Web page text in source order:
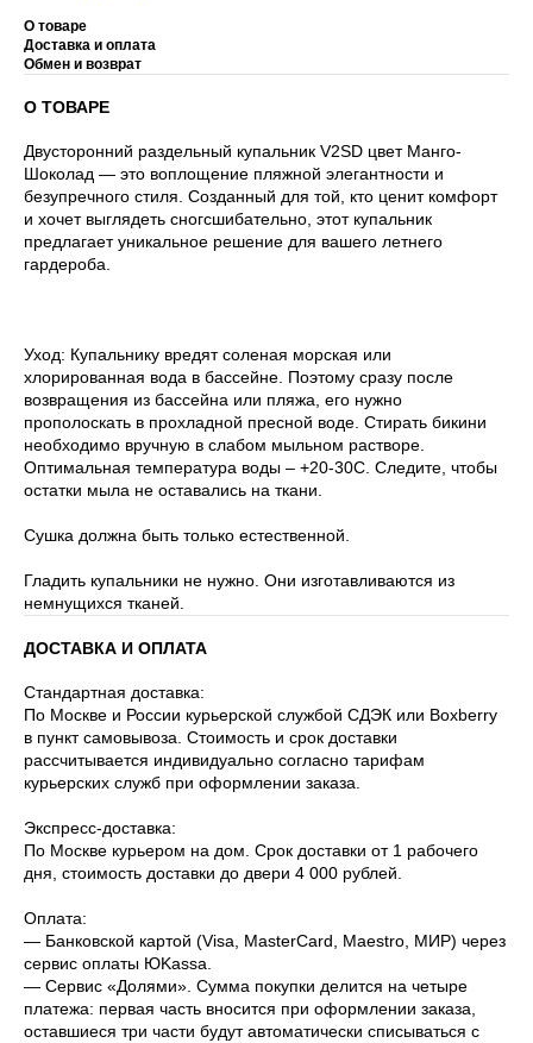
О товаре
Доставка и оплата
Обмен и возврат
О ТОВАРЕ
Двусторонний раздельный купальник V2SD цвет Манго-
Шоколад — это воплощение пляжной элегантности и
безупречного стиля. Созданный для той, кто ценит комфорт
и хочет выглядеть сногсшибательно, этот купальник
предлагает уникальное решение для вашего летнего
гардероба.
Уход: Купальнику вредят соленая морская или
хлорированная вода в бассейне. Поэтому сразу после
возвращения из бассейна или пляжа, его нужно
прополоскать в прохладной пресной воде. Стирать бикини
необходимо вручную в слабом мыльном растворе.
Оптимальная температура воды – +20-30С. Следите, чтобы
остатки мыла не оставались на ткани.
Сушка должна быть только естественной.
Гладить купальники не нужно. Они изготавливаются из
немнущихся тканей.
ДОСТАВКА И ОПЛАТА
Стандартная доставка:
По Москве и России курьерской службой СДЭК или Boxberry
в пункт самовывоза. Стоимость и срок доставки
рассчитывается индивидуально согласно тарифам
курьерских служб при оформлении заказа.
Экспресс-доставка:
По Москве курьером на дом. Срок доставки от 1 рабочего
дня, стоимость доставки до двери 4 000 рублей.
Оплата:
— Банковской картой (Visa, MasterCard, Maestro, МИР) через
сервис оплаты ЮKassa.
— Сервис «Долями». Сумма покупки делится на четыре
платежа: первая часть вносится при оформлении заказа,
оставшиеся три части будут автоматически списываться с